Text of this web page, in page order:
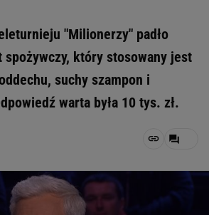
"Milionerzy" padło
który stosowany jest
suchy szampon i
warta była 10 tys. zł.